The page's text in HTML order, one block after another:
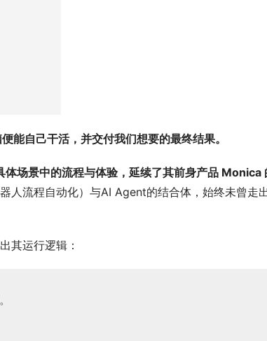
能自己干活，并交付我们想要的最终结果。
场景中的流程与体验，延续了其前身产品 Monica
人流程自动化）与AI Agent的结合体，始终未曾走
其运行逻辑：